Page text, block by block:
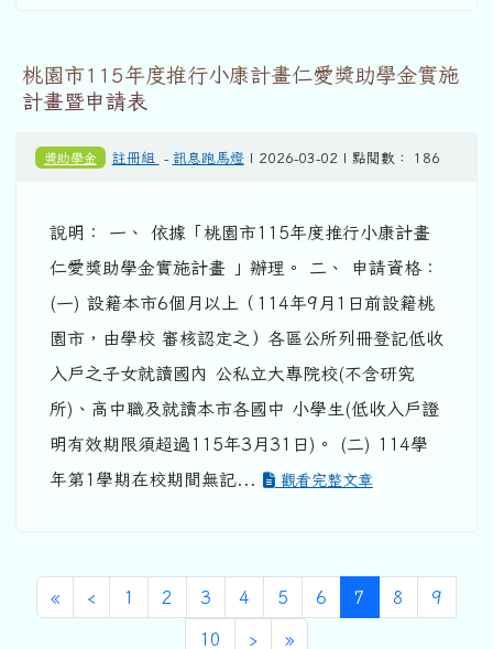
桃園市115年度推行小康計畫仁愛獎助學金實施
計畫暨申請表
獎助學金 註冊組 - 訊息跑馬燈| 2026-03-02 | 點閱數： 186
說明： 一、 依據「桃園市115年度推行小康計畫
仁愛獎助學金實施計畫 」辦理。 二、 申請資格：
(一) 設籍本市6個月以上（114年9月1日前設籍桃
園市，由學校 審核認定之）各區公所列冊登記低收
入戶之子女就讀國內 公私立大專院校(不含研究
所)、高中職及就讀本市各國中 小學生(低收入戶證
明有效期限須超過115年3月31日)。 (二) 114學
年第1學期在校期間無記...
觀看完整文章
«第一頁
‹ 上一頁
1 2 3 4 5 6 7 (目前頁次)
8 9
10 ›下一頁
»最後頁